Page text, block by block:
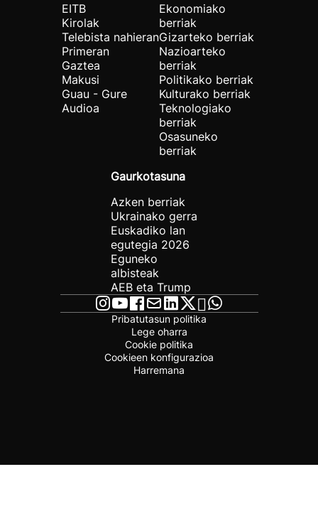
EITB
Kirolak
Telebista nahieran
Primeran
Gaztea
Makusi
Guau - Gure
Audioa
Ekonomiako
berriak
Gizarteko berriak
Nazioarteko
berriak
Politikako berriak
Kulturako berriak
Teknologiako
berriak
Osasuneko
berriak
Gaurkotasuna
Azken berriak
Ukrainako gerra
Euskadiko lan
egutegia 2026
Eguneko
albisteak
AEB eta Trump
Pribatutasun politika
Lege oharra
Cookie politika
Cookieen konfigurazioa
Harremana